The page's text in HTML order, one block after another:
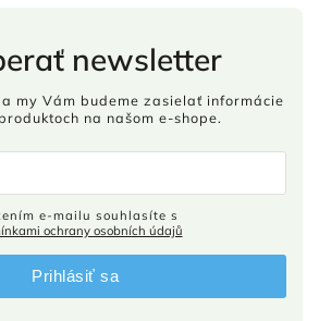
newsletter
my Vám budeme zasielať informácie
na našom e-shope.
ochrany osobních údajů
Prihlásiť sa